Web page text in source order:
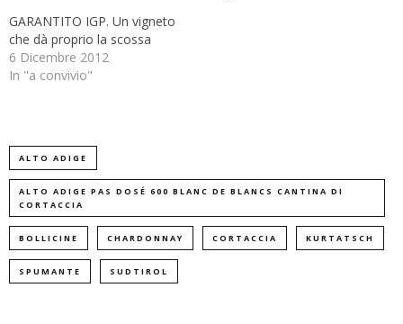
GARANTITO IGP. Un vigneto
che dà proprio la scossa
6 Dicembre 2012
In "a convivio"
ALTO ADIGE
ALTO ADIGE PAS DOSÉ 600 BLANC DE BLANCS CANTINA DI
CORTACCIA
BOLLICINE CHARDONNAY CORTACCIA KURTATSCH
SPUMANTE SUDTIROL